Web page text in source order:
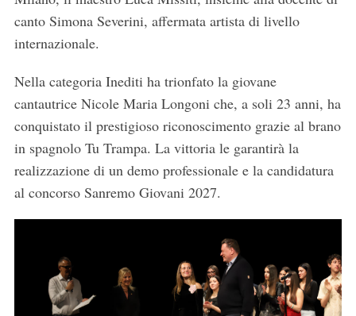
canto Simona Severini, affermata artista di livello
internazionale.
Nella categoria Inediti ha trionfato la giovane
cantautrice Nicole Maria Longoni che, a soli 23 anni, ha
conquistato il prestigioso riconoscimento grazie al brano
in spagnolo Tu Trampa. La vittoria le garantirà la
realizzazione di un demo professionale e la candidatura
al concorso Sanremo Giovani 2027.